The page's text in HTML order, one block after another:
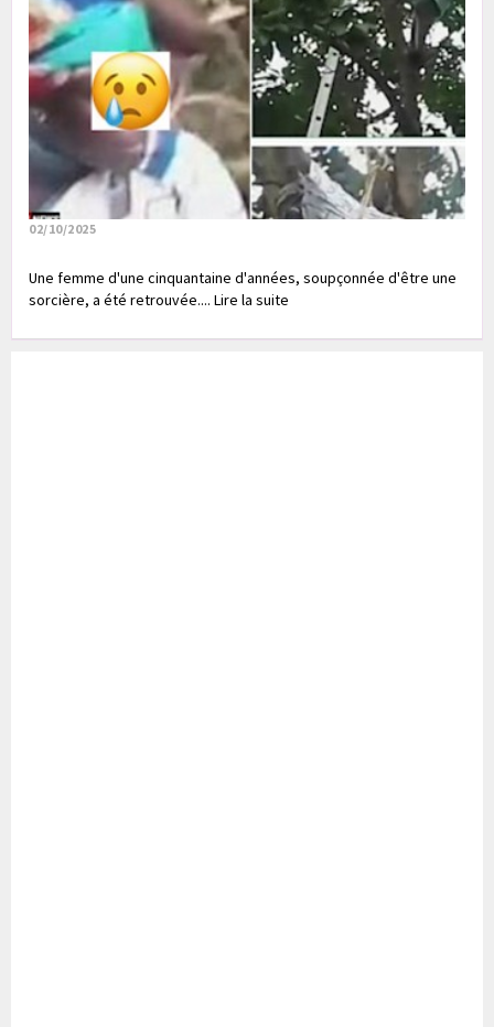
02/10/2025
Une femme d'une cinquantaine d'années, soupçonnée d'être une
sorcière, a été retrouvée.... Lire la suite